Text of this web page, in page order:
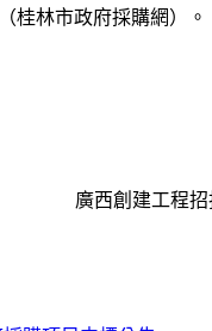
（桂林市政府採購網）。
廣西創建工程